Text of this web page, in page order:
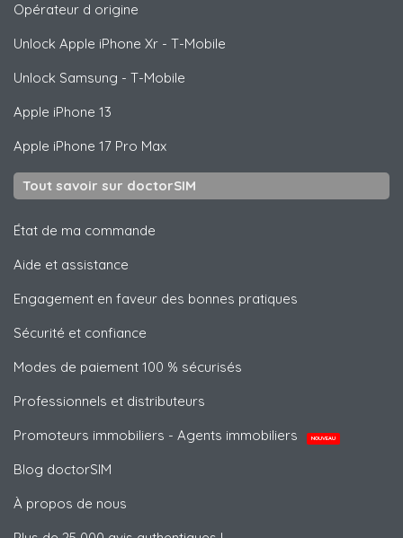
Opérateur d origine
Unlock Apple iPhone Xr - T-Mobile
Unlock Samsung - T-Mobile
Apple iPhone 13
Apple iPhone 17 Pro Max
Tout savoir sur doctorSIM
État de ma commande
Aide et assistance
Engagement en faveur des bonnes pratiques
Sécurité et confiance
Modes de paiement 100 % sécurisés
Professionnels et distributeurs
Promoteurs immobiliers - Agents immobiliers
NOUVEAU
Blog doctorSIM
À propos de nous